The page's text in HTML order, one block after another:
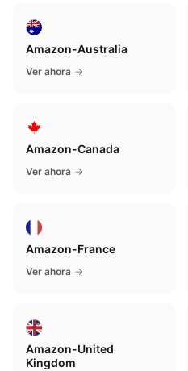
Amazon-Australia
Ver ahora
Amazon-Canada
Ver ahora
Amazon-France
Ver ahora
Amazon-United
Kingdom